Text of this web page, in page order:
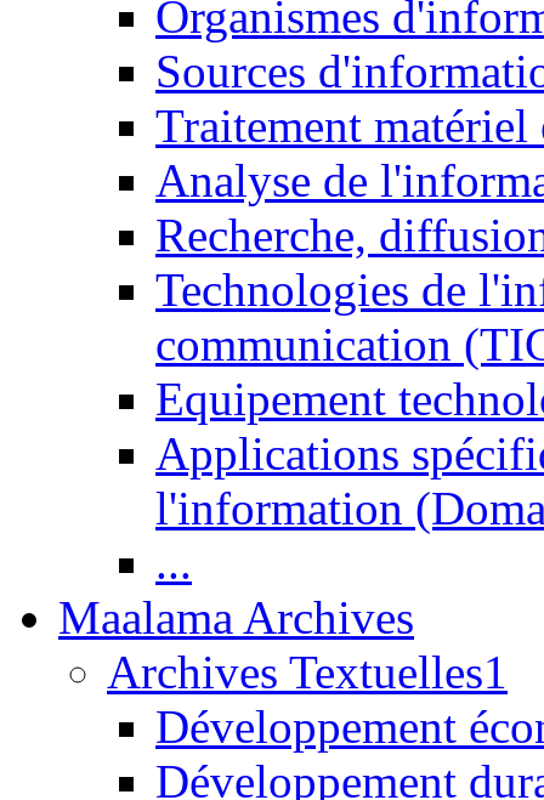
Organismes
Sources
Traitement matériel
Analyse de
Recherche,
Technologies de
communication
Equipement
Applications
l'information
...
Maalama Archives
Archives Textuelles1
Développement
Développement